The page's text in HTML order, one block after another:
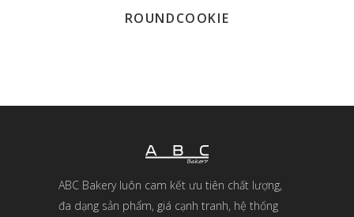
ROUNDCOOKIE
ABC Bakery luôn cam kết ưu tiên chất lượng,
đa dạng sản phẩm, giá cạnh tranh, hệ thống